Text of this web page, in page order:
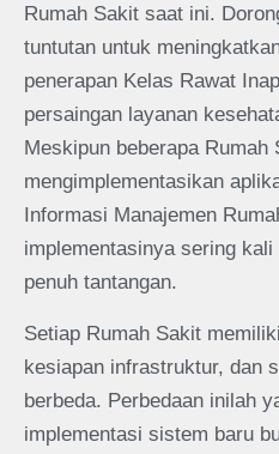
Rumah Sakit saat ini.
tuntutan untuk
penerapan Kelas Rawat
persaingan layanan
Meskipun beberapa Rumah
mengimplementasikan
Informasi Manajemen
implementasinya sering
penuh tantangan.
Setiap Rumah Sakit
kesiapan infrastruktur, dan
berbeda. Perbedaan inilah
implementasi sistem baru